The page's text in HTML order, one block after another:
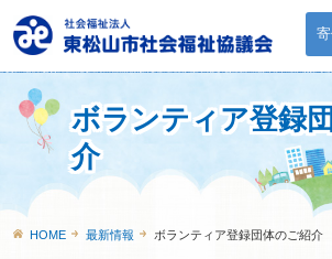
ボランティア登録
介
HOME 最新情報 ボランティア登録団体のご紹介